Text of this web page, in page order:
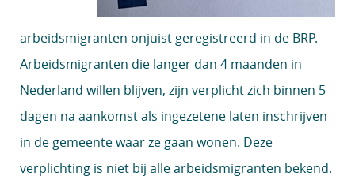
arbeidsmigranten onjuist geregistreerd in de BRP.
Arbeidsmigranten die langer dan 4 maanden in
Nederland willen blijven, zijn verplicht zich binnen 5
dagen na aankomst als ingezetene laten inschrijven
in de gemeente waar ze gaan wonen. Deze
verplichting is niet bij alle arbeidsmigranten bekend.